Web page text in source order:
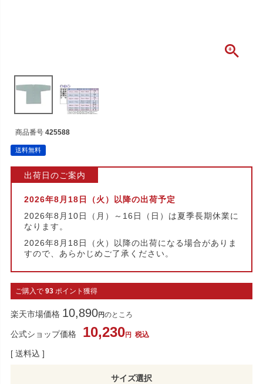
商品番号 425588
送料無料
出荷日のご案内
2026年8月18日（火）以降の出荷予定
2026年8月10日（月）～16日（日）は夏季長期休業に
なります。
2026年8月18日（火）以降の出荷になる場合がありま
すので、あらかじめご了承ください。
ご購入で 93 ポイント獲得
楽天市場価格 10,890 のところ
公式ショップ価格 10,230 税込
送料込